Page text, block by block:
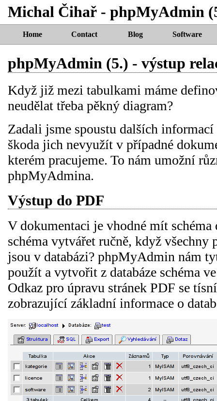
Michal Čihař - phpMyAdmin
Home Contact Blog Software
phpMyAdmin (5.) - výstup
Když již mezi tabulkami máme
neudělat třeba pěkný diagram?
Zadali jsme spoustu dalších
škoda jich nevyužít v případné
kterém pracujeme. To nám umožní
phpMyAdmina.
Výstup do PDF
V dokumentaci je vhodné mít schéma
schéma vytvářet ručně, když všechny
jsou v databázi? phpMyAdmin nám
použít a vytvořit z databáze schéma
Odkaz pro úpravu stránek PDF se
zobrazující základní informace o